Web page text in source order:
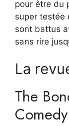
pour être du
super testée
sont battus
sans rire
La
The